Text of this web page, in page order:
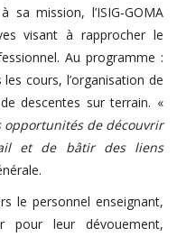
sa mission, l’ISIG-GOMA
visant à rapprocher le
Au programme :
cours, l’organisation de
descentes sur terrain. «
opportunités de découvrir
et de bâtir des liens
le personnel enseignant,
pour leur dévouement,